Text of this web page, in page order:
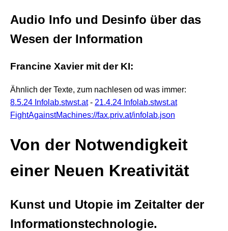
Audio Info und Desinfo über das
Wesen der Information
Francine Xavier mit der KI:
Ähnlich der Texte, zum nachlesen od was immer:
8.5.24 Infolab.stwst.at- 21.4.24 Infolab.stwst.at
FightAgainstMachines://fax.priv.at/infolab.json
Von der Notwendigkeit
einer Neuen Kreativität
Kunst und Utopie im Zeitalter der
Informationstechnologie.